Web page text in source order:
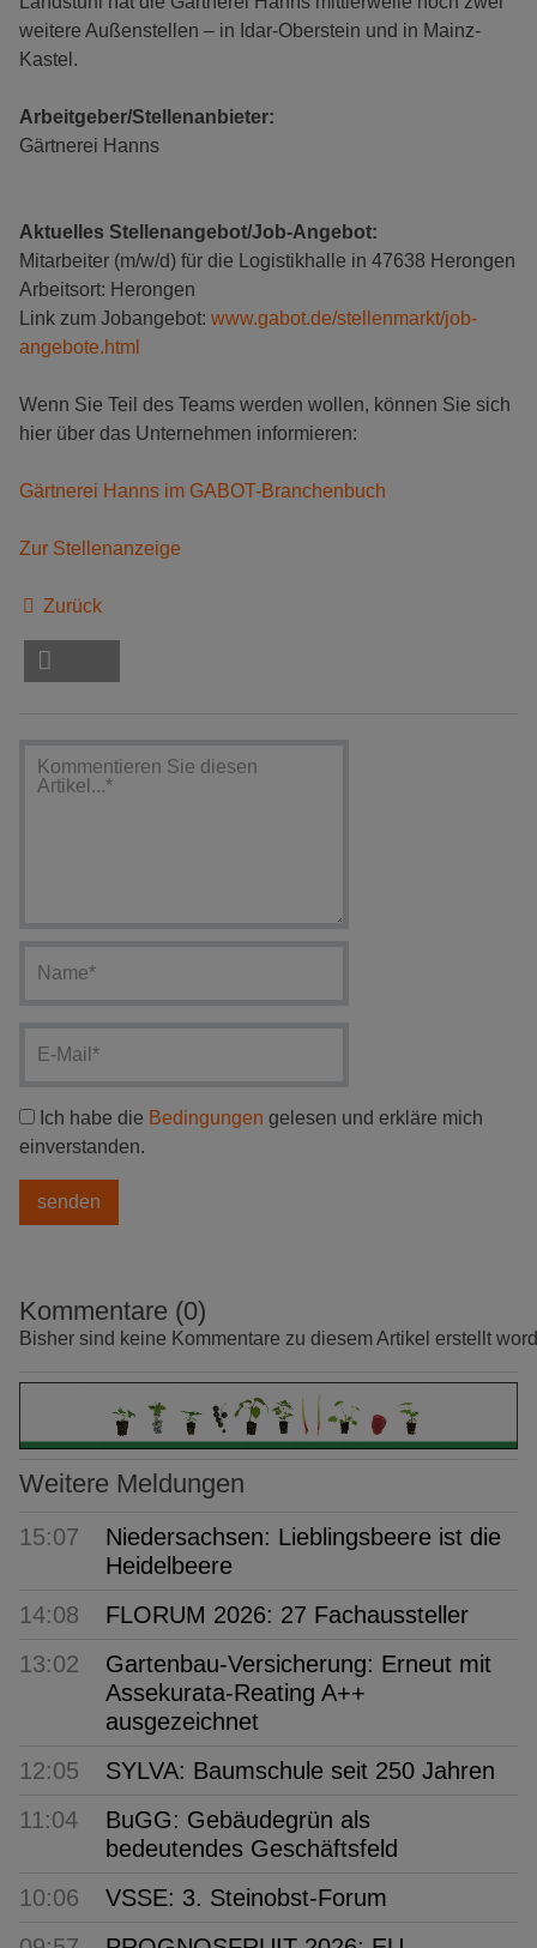
weitere Außenstellen – in Idar-Oberstein und in Mainz-
Kastel.
Arbeitgeber/Stellenanbieter:
Gärtnerei Hanns
Aktuelles Stellenangebot/Job-Angebot:
Mitarbeiter (m/w/d) für die Logistikhalle in 47638 Herongen
Arbeitsort: Herongen
Link zum Jobangebot: www.gabot.de/stellenmarkt/job-
angebote.html
Wenn Sie Teil des Teams werden wollen, können Sie sich
hier über das Unternehmen informieren:
Gärtnerei Hanns im GABOT-Branchenbuch
Zur Stellenanzeige
Zurück
Ich habe die Bedingungen gelesen und erkläre mich
einverstanden.
Kommentare (0)
Bisher sind keine Kommentare zu diesem Artikel erstellt
Weitere Meldungen
15:07
Niedersachsen: Lieblingsbeere ist die
Heidelbeere
14:08
FLORUM 2026: 27 Fachaussteller
13:02
Gartenbau-Versicherung: Erneut mit
Assekurata-Reating A++
ausgezeichnet
12:05
SYLVA: Baumschule seit 250 Jahren
11:04
BuGG: Gebäudegrün als
bedeutendes Geschäftsfeld
10:06
VSSE: 3. Steinobst-Forum